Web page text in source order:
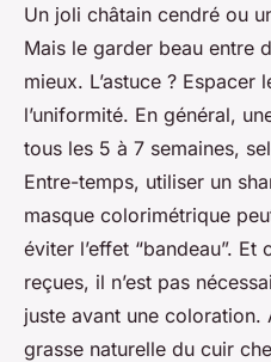
Un joli châtain cendré ou
Mais le garder beau entre
mieux. L’astuce ?
l’uniformité. En général,
tous les 5 à 7 semaines,
Entre-temps, utiliser un
masque colorimétrique
éviter l’effet “bandeau”.
reçues, il n’est pas
juste avant une
grasse naturelle du cuir